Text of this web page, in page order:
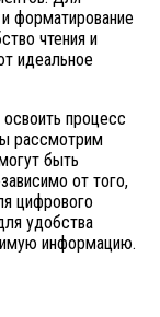
форматирование
чтения и
идеальное
процесс
рассмотрим
быть
от того,
цифрового
удобства
информацию.